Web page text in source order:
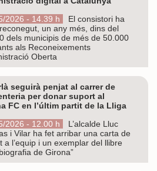
2026 - 14.39 h
El consistori ha
un any més, dins del
dels municipis de més de 50.000
als Reconeixements
Oberta
seguirà penjat al carrer de
per donar suport al
FC en l’últim partit de la Lliga
2026 - 12.00 h
L’alcalde Lluc
i Vilar ha fet arribar una carta de
a l’equip i un exemplar del llibre
de Girona”